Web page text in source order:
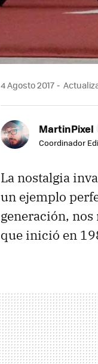
4 Agosto 2017
MartinPixel
Coordinador
La nostalgia
un ejemplo
generación,
que inició en